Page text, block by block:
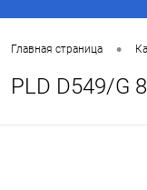
Главная страница •
PLD D549/G